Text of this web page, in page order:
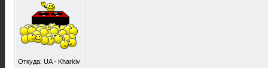
Откуда: UA - Kharkiv